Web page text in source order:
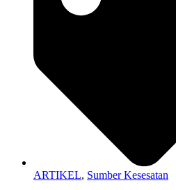
ARTIKEL, Sumber Kesesatan